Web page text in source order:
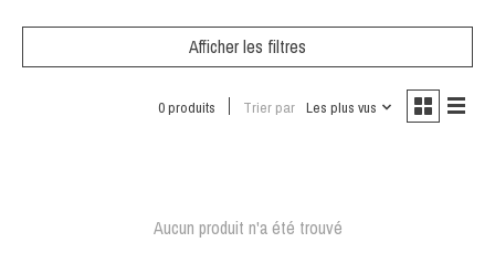
Afficher les filtres
0 produits Trier par Les plus vus
Aucun produit n'a été trouvé